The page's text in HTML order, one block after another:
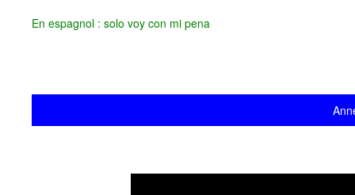
En espagnol : solo voy con mi pena